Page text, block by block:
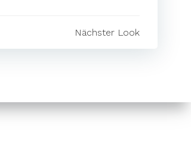
Nächster Look